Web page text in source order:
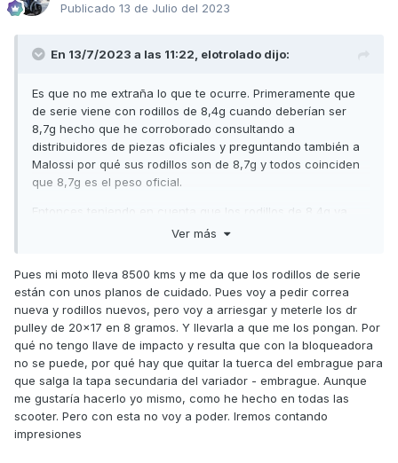
Publicado 13 de Julio del 2023
En 13/7/2023 a las 11:22, elotrolado dijo:
Es que no me extraña lo que te ocurre. Primeramente que
de serie viene con rodillos de 8,4g cuando deberían ser
8,7g hecho que he corroborado consultando a
distribuidores de piezas oficiales y preguntando también a
Malossi por qué sus rodillos son de 8,7g y todos coinciden
que 8,7g es el peso oficial.
Entonces teniendo en cuenta que los rodillos de 8,4g ya
están a media vida con 9000kms y la correa igual, es
Vaya que con lo que no estoy de acuerdo es con los
rodillos originales de menor precio del que corresponde.
Ver más
Pues mi moto lleva 8500 kms y me da que los rodillos de serie
están con unos planos de cuidado. Pues voy a pedir correa
nueva y rodillos nuevos, pero voy a arriesgar y meterle los dr
pulley de 20x17 en 8 gramos. Y llevarla a que me los pongan. Por
qué no tengo llave de impacto y resulta que con la bloqueadora
no se puede, por qué hay que quitar la tuerca del embrague para
que salga la tapa secundaria del variador - embrague. Aunque
me gustaría hacerlo yo mismo, como he hecho en todas las
scooter. Pero con esta no voy a poder. Iremos contando
impresiones